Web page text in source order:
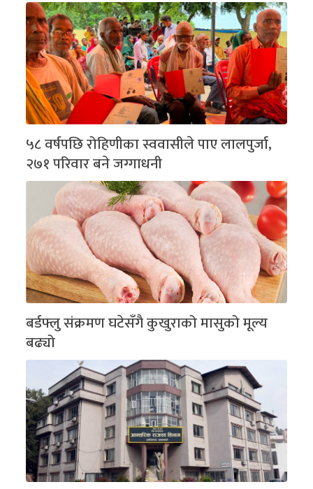
५८ वर्षपछि रोहिणीका स्ववासीले पाए लालपुर्जा,
२७१ परिवार बने जग्गाधनी
बर्डफ्लु संक्रमण घटेसँगै कुखुराको मासुको मूल्य
बढ्यो